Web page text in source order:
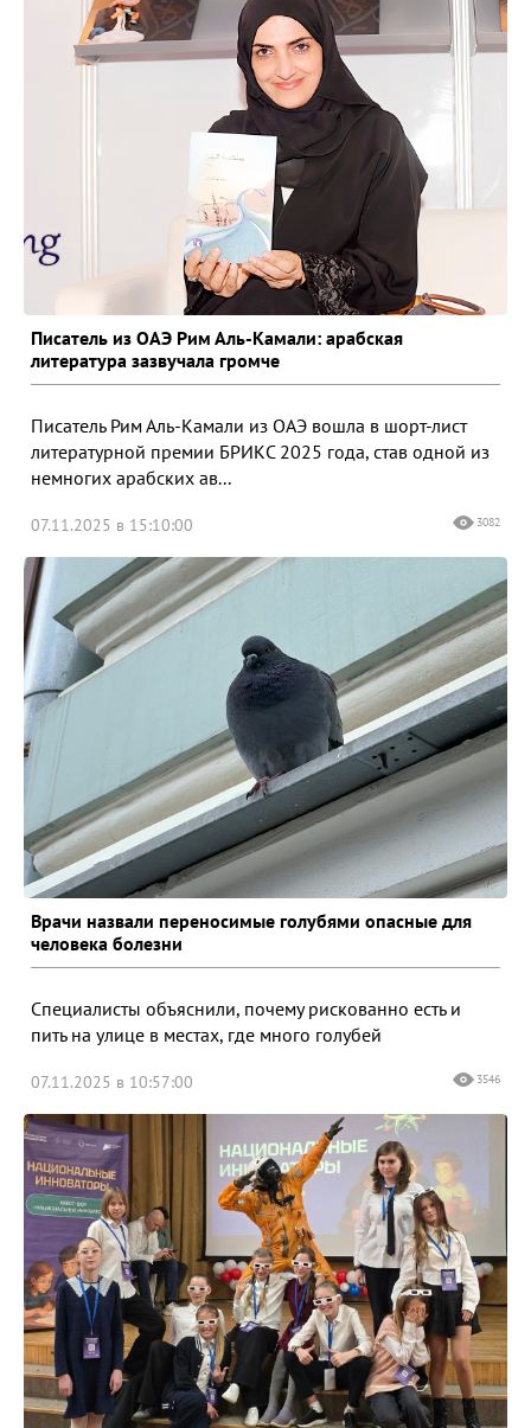
Писатель из ОАЭ Рим Аль-Камали: арабская
литература зазвучала громче
Писатель Рим Аль-Камали из ОАЭ вошла в шорт-лист
литературной премии БРИКС 2025 года, став одной из
немногих арабских ав...
07.11.2025 в 15:10:00 3082
Врачи назвали переносимые голубями опасные для
человека болезни
Специалисты объяснили, почему рискованно есть и
пить на улице в местах, где много голубей
07.11.2025 в 10:57:00 3546